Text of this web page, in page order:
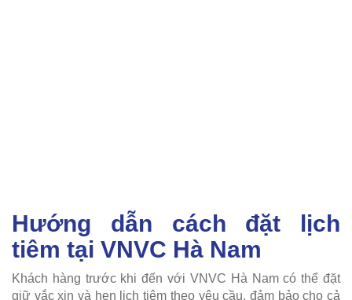
Hướng dẫn cách đặt lịch
tiêm tại VNVC Hà Nam
Khách hàng trước khi đến với VNVC Hà Nam có thể đặt
giữ vắc xin và hẹn lịch tiêm theo yêu cầu, đảm bảo cho cả